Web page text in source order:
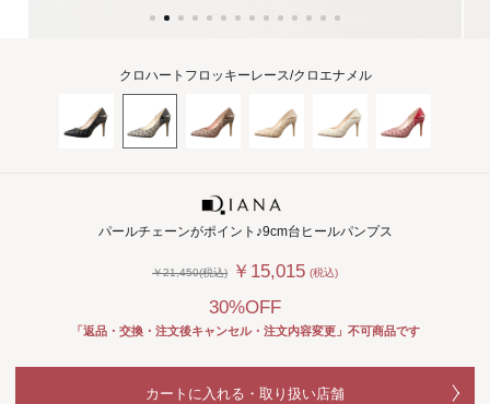
クロハートフロッキーレース/クロエナメル
パールチェーンがポイント♪9cm台ヒールパンプス
￥21,450(税込) ￥15,015 (税込)
30%OFF
「返品・交換・注文後キャンセル・注文内容変更」不可商品です
カートに入れる・取り扱い店舗